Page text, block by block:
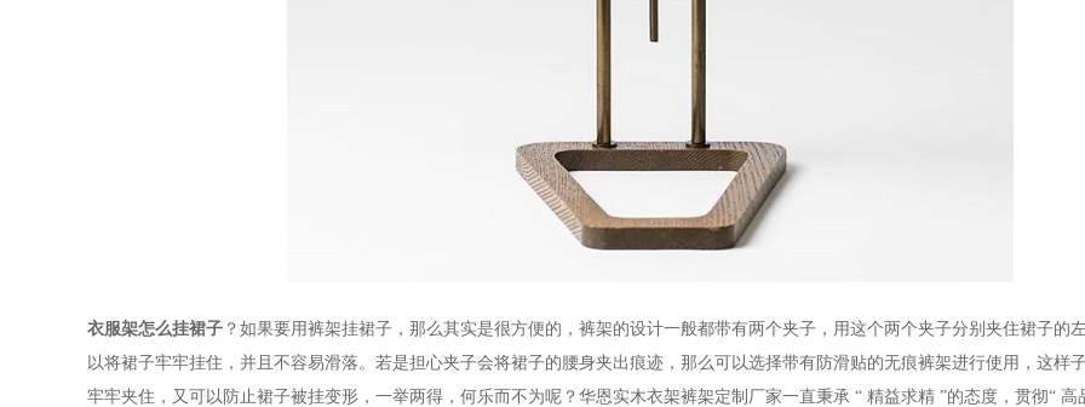
衣服架怎么挂裙子 ？如果要用裤架挂裙子，那么其实是很方便的，裤架的设计一般都带有两个夹子，用这个两个夹子分别夹住裙子的
以将裙子牢牢挂住，并且不容易滑落。若是担心夹子会将裙子的腰身夹出痕迹，那么可以选择带有防滑贴的无痕裤架进行使用，这样
牢牢夹住，又可以防止裙子被挂变形，一举两得，何乐而不为呢？ 华恩实木衣架裤架定制厂家一直秉承 “ 精益求精 ”的态度，贯彻“ 高